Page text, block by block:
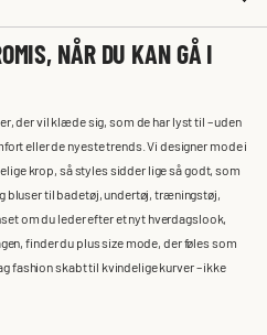
NÅR DU KAN GÅ I
der vil klæde sig, som de har lyst til – uden
eller de nyeste trends. Vi designer mode i
krop, så styles sidder lige så godt, som
bluser til badetøj, undertøj, træningstøj,
om du leder efter et nyt hverdagslook,
finder du plus size mode, der føles som
fashion skabt til kvindelige kurver – ikke